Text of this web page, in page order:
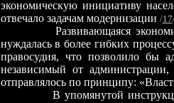
экономическую инициативу
отвечало задачам модернизации /17
Развивающаяся
нуждалась в более гибких
правосудия, что позволило бы
независимый от
отправлялось по принципу:
В упомянутой инструкции